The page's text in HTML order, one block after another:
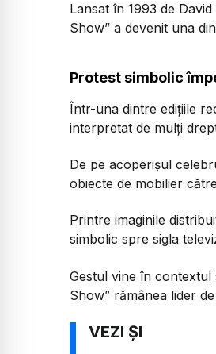
Lansat în 1993 de
Show” a devenit una
Protest simbolic
Într-una dintre edițiile
interpretat de mulți
De pe acoperișul
obiecte de mobilier
Printre imaginile
simbolic spre sigla
Gestul vine în contextul
Show” rămânea lider